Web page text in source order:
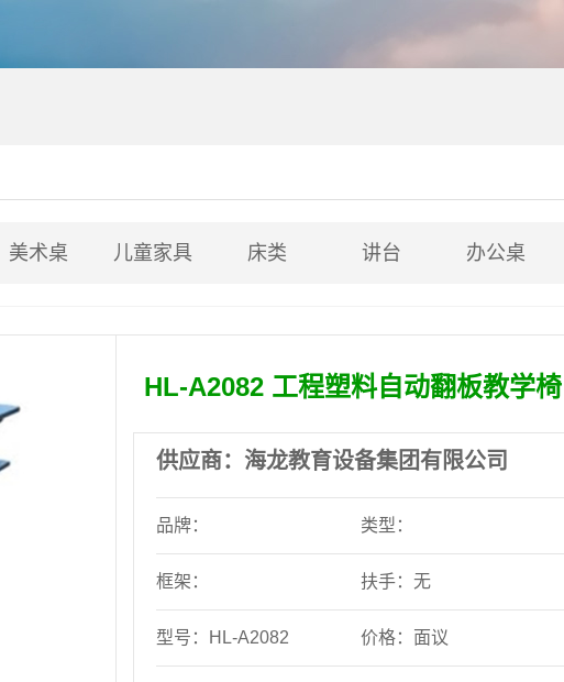
美术桌 儿童家具 床类 讲台 办公桌
HL-A2082 工程塑料自动翻板教学椅
供应商：海龙教育设备集团有限公司
品牌： 类型：
框架： 扶手：无
型号：HL-A2082 价格：面议